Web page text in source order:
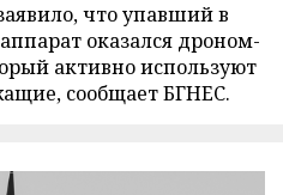
что упавший в
оказался дроном-
активно используют
сообщает БГНЕС.